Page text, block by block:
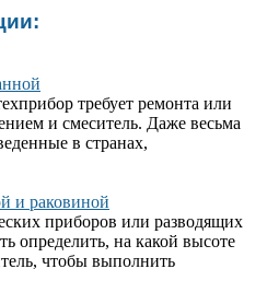
требует ремонта или
и смеситель. Даже весьма
в странах,
и раковиной
приборов или разводящих
определить, на какой высоте
чтобы выполнить